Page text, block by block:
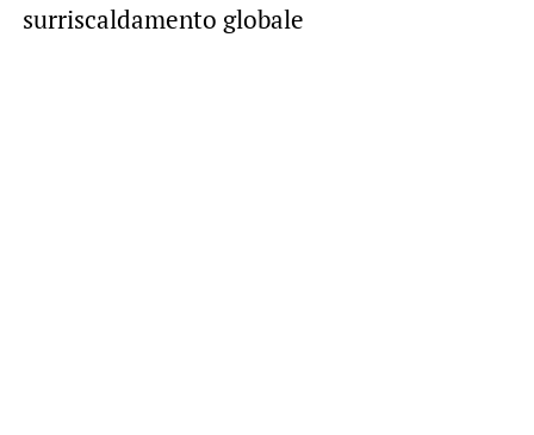
surriscaldamento globale